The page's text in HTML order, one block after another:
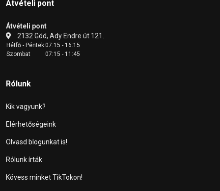
Átvételi pont
Átvételi pont
2132 Göd, Ady Endre út 121.
Hétfő - Péntek07:15 - 16:15
Szombat
07:15 - 11:45
Rólunk
Kik vagyunk?
Elérhetőségeink
Olvasd blogunkat is!
Rólunk írták
Kövess minket TikTokon!